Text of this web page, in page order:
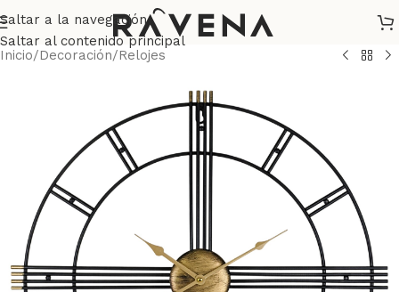
Saltar a la navegación
Saltar al contenido principal
Inicio/Decoración/Relojes